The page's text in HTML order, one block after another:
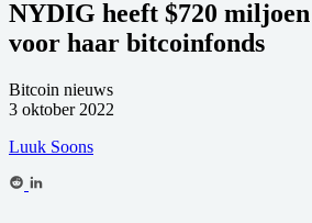
NYDIG heeft $720
voor haar bitcoinfonds
Bitcoin nieuws
3 oktober 2022
Luuk Soons